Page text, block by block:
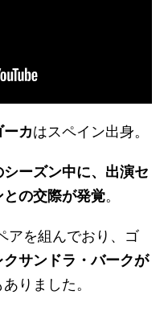
ーカはスペイン出身。
ーズン中に、出演セ
の交際が発覚。
アを組んでおり、ゴ
クサンドラ・バークが
りました。